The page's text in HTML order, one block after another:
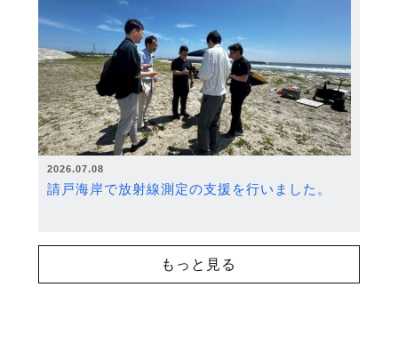
2026.07.08
請戸海岸で放射線測定の支援を行いました。
もっと見る